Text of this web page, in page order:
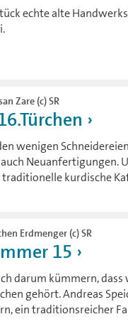
echte alte
Zare (c) SR
wenigen
Neuanfertigungen.
traditionelle kurdische
Erdmenger (c) SR
15
darum kümmern, dass
gehört. Andreas
ein traditionsreicher